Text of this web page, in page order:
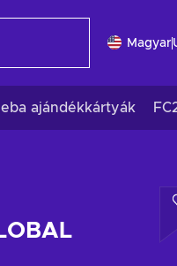
Magyar
ajándékkártyák